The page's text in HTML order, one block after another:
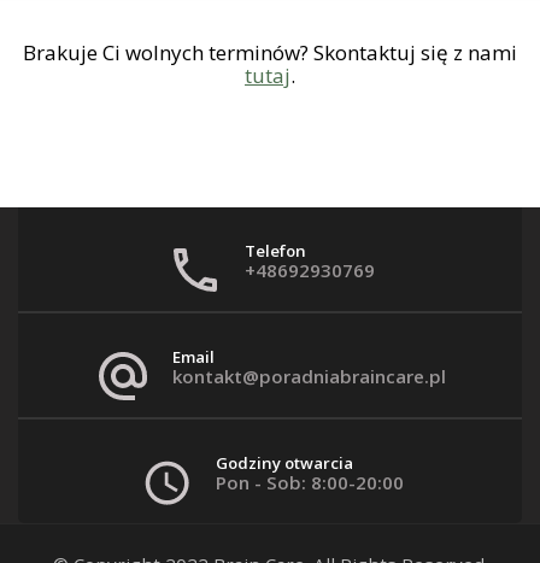
Brakuje Ci wolnych terminów? Skontaktuj się z nami
tutaj.
Telefon
+48692930769
Email
kontakt@poradniabraincare.pl
Godziny otwarcia
Pon - Sob: 8:00-20:00